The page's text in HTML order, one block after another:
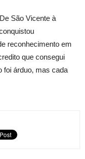
São Vicente à
reconhecimento em
que consegui
foi árduo, mas cada